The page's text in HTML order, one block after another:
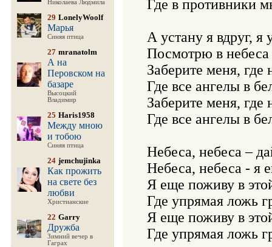
Николаева Людмила
29 LonelyWoolf
Марья
Синяя птица
27 mranatolm
А на
Перовском на
базаре
Высоцкий
Владимир
25 Haris1958
Между мною
и тобою
Синяя птица
24 jemchujinka
Как прожить
на свете без
любви
Христианские
22 Garry
Дружба
Зимний вечер в
Гаграх
Где в противники
А устану я вдруг, я
Посмотрю в
Заберите меня, где
Где все ангелы в
Заберите меня, где
Где все ангелы в
Небеса, небеса –
Небеса, небеса - я
Я еще поживу в
Где упрямая ложь
Я еще поживу в